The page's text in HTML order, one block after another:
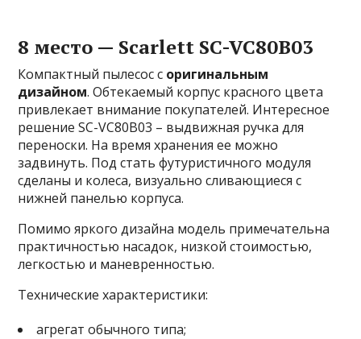
8 место — Scarlett SC-VC80B03
Компактный пылесос с оригинальным
дизайном. Обтекаемый корпус красного цвета
привлекает внимание покупателей. Интересное
решение SC-VC80B03 – выдвижная ручка для
переноски. На время хранения ее можно
задвинуть. Под стать футуристичного модуля
сделаны и колеса, визуально сливающиеся с
нижней панелью корпуса.
Помимо яркого дизайна модель примечательна
практичностью насадок, низкой стоимостью,
легкостью и маневренностью.
Технические характеристики:
агрегат обычного типа;